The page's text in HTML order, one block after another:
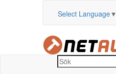
Select Language▼